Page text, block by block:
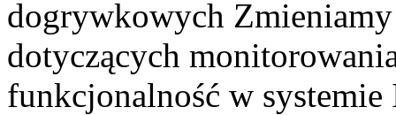
dogrywkowych Zmieniamy
dotyczących
funkcjonalność w